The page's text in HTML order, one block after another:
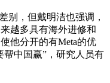
，但戴明洁也强调，
越多具有海外进修和
他分开的有Meta的优
帮中国赢”，研究人员有